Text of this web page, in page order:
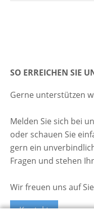
SO ERREICHEN SIE
Gerne unterstützen
Melden Sie sich bei
oder schauen Sie
gern ein
Fragen und stehen
Wir freuen uns auf
Kontakt